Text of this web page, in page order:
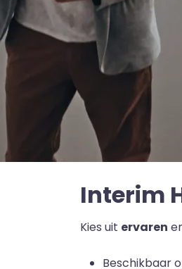
Interim
Kies uit ervaren
Beschikbaar